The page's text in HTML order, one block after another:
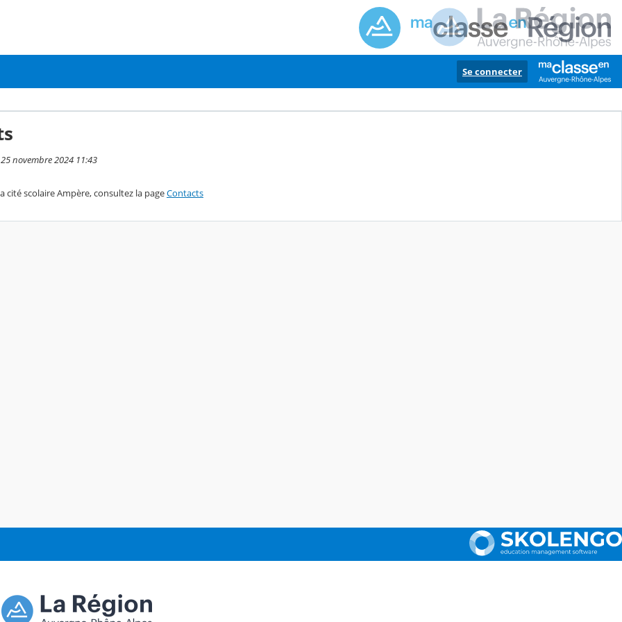
Se connecter
novembre 2024 11:43
cité scolaire Ampère, consultez la pageContacts